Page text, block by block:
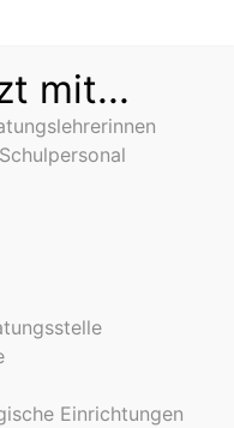
mit...
Einrichtungen